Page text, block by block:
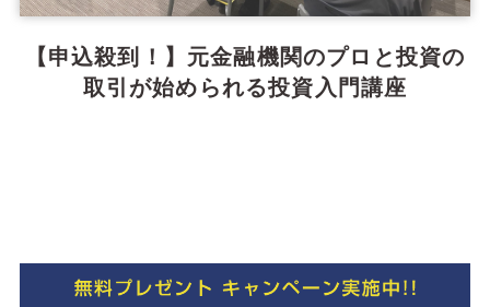
【申込殺到！】元金融機関のプロと投資の
取引が始められる投資入門講座